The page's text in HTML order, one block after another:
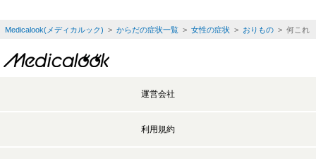
Medicalook(メディカルック) > からだの症状一覧> 女性の症状> おりもの> 何これ？
運営会社
利用規約